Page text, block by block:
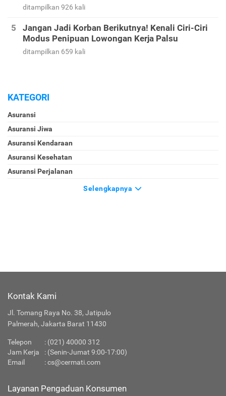
ditampilkan 926 kali
Jangan Jadi Korban Berikutnya! Kenali Ciri-Ciri
Modus Penipuan Lowongan Kerja Palsu
ditampilkan 659 kali
KATEGORI
Asuransi
Asuransi Jiwa
Asuransi Kendaraan
Asuransi Kesehatan
Asuransi Perjalanan
Selengkapnya
Kontak Kami
Jl. Tomang Raya No. 38, Jatipulo
Palmerah, Jakarta Barat 11430
Telepon : (021) 40000 312
Jam Kerja
: (Senin-Jumat 9:00-17:00)
Email
:cs@cermati.com
Layanan Pengaduan Konsumen